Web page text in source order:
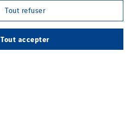
Tout refuser
Tout accepter